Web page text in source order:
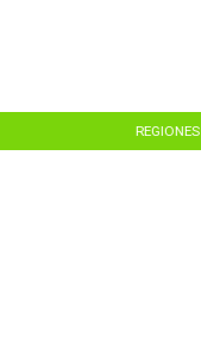
REGIONES